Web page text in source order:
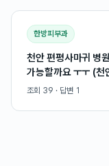
한방피부과
천안 편평사마귀 병
가능할까요 ㅜㅜ (천
조회 39 · 답변 1